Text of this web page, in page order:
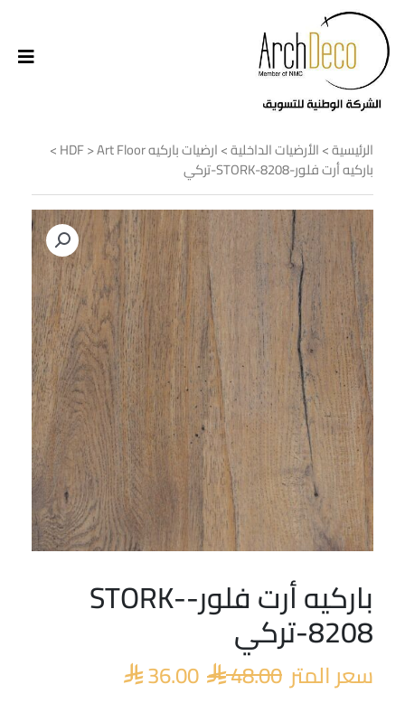
الرئيسية>الأرضيات الداخلية>ارضيات باركيه HDF >Art Floor
>
باركيه أرت فلور-STORK-8208-تركي
باركيه أرت فلور-STORK-
8208-تركي
سعر المتر 48.00
السعر
الأصلي
 48.00.
36.00
السعر
الحالي